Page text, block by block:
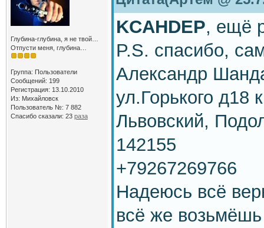
Глубина-глубина, я не твой…
Отпусти меня, глубина…
Группа: Пользователи
Сообщений: 199
Регистрация: 13.10.2010
Из: Михайловск
Пользователь №: 7 882
Спасибо сказали: 23 раза
KCAHDEP, ещё
P.S. спасибо,
Александр
ул.Горького д18
Львовский,
142155
+79267269766
Надеюсь всё
всё же